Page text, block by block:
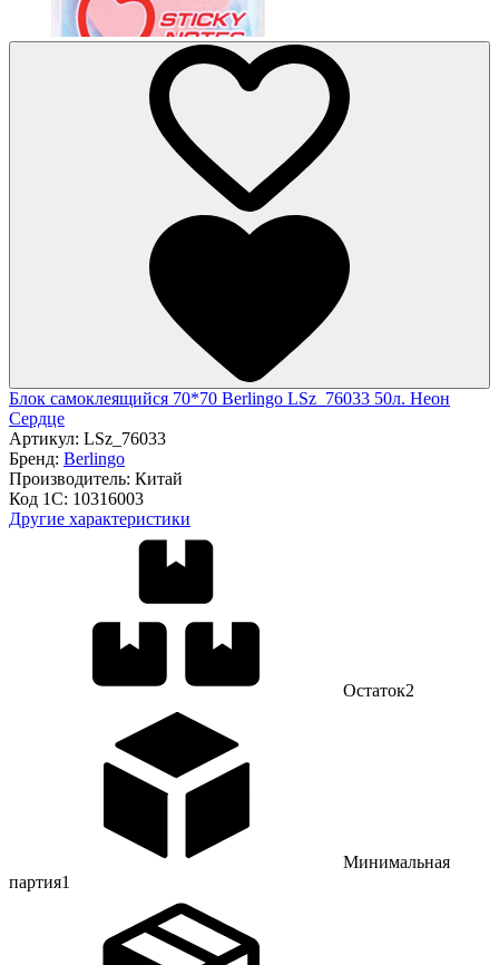
Блок самоклеящийся 70*70 Berlingo LSz_76033 50л. Неон
Сердце
Артикул: LSz_76033
Бренд: Berlingo
Производитель: Китай
Код 1С: 10316003
Другие характеристики
Остаток2
Минимальная
партия1